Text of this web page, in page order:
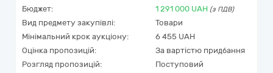
Бюджет: 1 291 000 UAH (з ПДВ)
Вид предмету закупівлі:
Товари
Мінімальний крок аукціону:
6 455 UAH
Оцінка пропозицій:
За вартістю придбання
Розгляд пропозицій:
Поступовий